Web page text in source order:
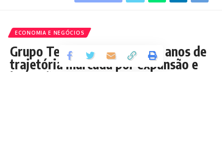
ECONOMIA E NEGÓCIOS
Grupo Terra Viva celebra 25 anos de
trajetória marcada por expansão e
inovação